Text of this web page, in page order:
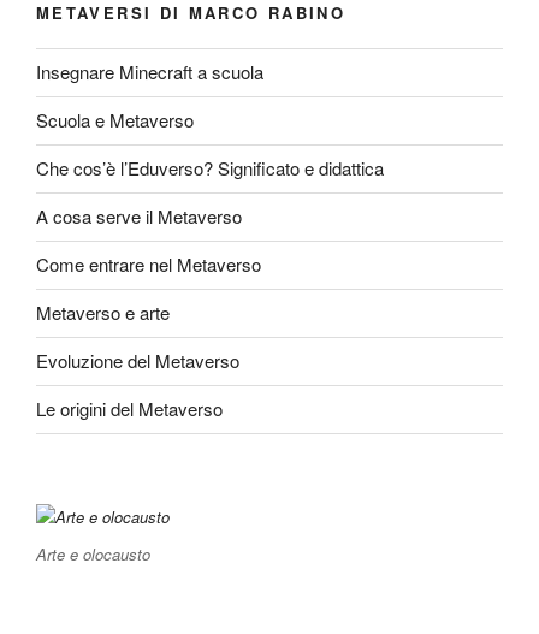
METAVERSI DI MARCO RABINO
Insegnare Minecraft a scuola
Scuola e Metaverso
Che cos’è l’Eduverso? Significato e didattica
A cosa serve il Metaverso
Come entrare nel Metaverso
Metaverso e arte
Evoluzione del Metaverso
Le origini del Metaverso
Arte e olocausto